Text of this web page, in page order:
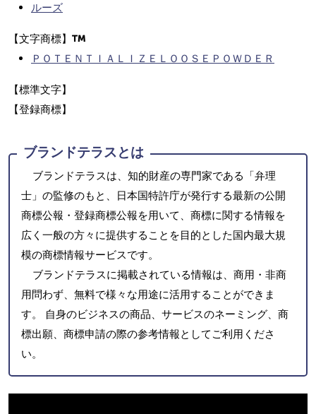
ルーズ
【文字商標】
ＰＯＴＥＮＴＩＡＬＩＺＥＬＯＯＳＥＰＯＷＤＥＲ
【標準文字】
【登録商標】
ブランドテラスとは
ブランドテラスは、知的財産の専門家である「弁理
士」の監修のもと、日本国特許庁が発行する最新の公開
商標公報・登録商標公報を用いて、商標に関する情報を
広く一般の方々に提供することを目的とした国内最大規
模の商標情報サービスです。
ブランドテラスに掲載されている情報は、商用・非商
用問わず、無料で様々な用途に活用することができま
す。 自身のビジネスの商品、サービスのネーミング、商
標出願、商標申請の際の参考情報としてご利用くださ
い。